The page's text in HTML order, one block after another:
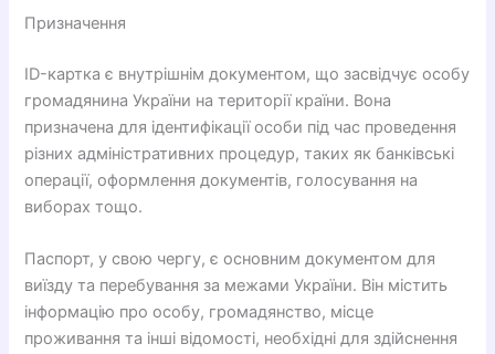
Призначення
ID-картка є внутрішнім документом, що засвідчує особу
громадянина України на території країни. Вона
призначена для ідентифікації особи під час проведення
різних адміністративних процедур, таких як банківські
операції, оформлення документів, голосування на
виборах тощо.
Паспорт, у свою чергу, є основним документом для
виїзду та перебування за межами України. Він містить
інформацію про особу, громадянство, місце
проживання та інші відомості, необхідні для здійснення